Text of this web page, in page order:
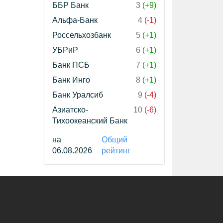
ББР Банк
3 (+9)
Альфа-Банк
4 (-1)
Россельхозбанк
5 (+1)
УБРиР
6 (+1)
Банк ПСБ
7 (+1)
Банк Инго
8 (+1)
Банк Уралсиб
9 (-4)
Азиатско-
Тихоокеанский Банк
10 (-6)
на
06.08.2026
Общий
рейтинг